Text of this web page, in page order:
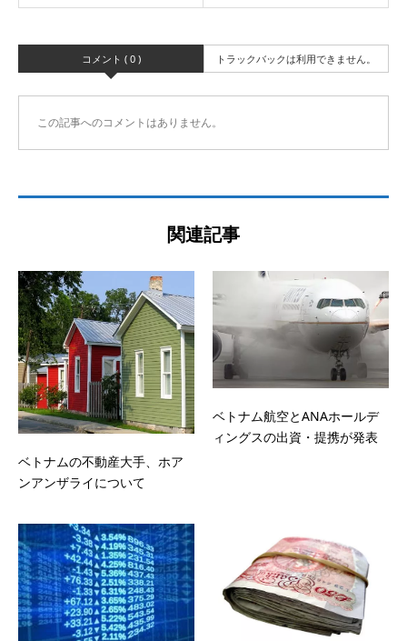
コメント ( 0 ) トラックバックは利用できません。
この記事へのコメントはありません。
関連記事
ベトナムの不動産大手、ホア
ンアンザライについて
ベトナム航空とANAホールデ
ィングスの出資・提携が発表